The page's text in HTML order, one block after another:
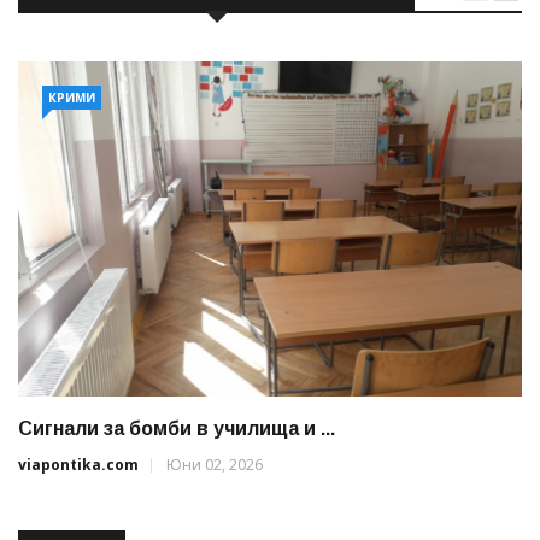
КРИМИ
Сигнали за бомби в училища и ...
viapontika.com
Юни 02, 2026